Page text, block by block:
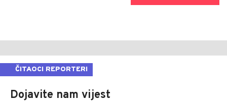
ČITAOCI REPORTERI
Dojavite nam vijest